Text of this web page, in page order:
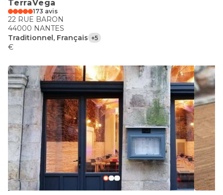
TerraVega
173 avis
22 RUE BARON
44000 NANTES
Traditionnel, Français +5
€